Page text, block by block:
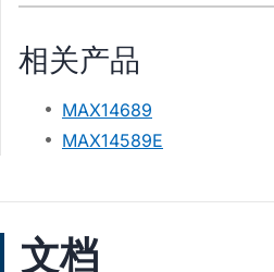
相关产品
MAX14689
MAX14589E
文档